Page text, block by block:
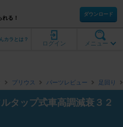
る！
ダウンロード
メニュー
ログイン
カラとは？
プリウス パーツレビュー 足回り
タップ式車高調減衰３２